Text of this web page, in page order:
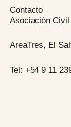
Contacto
Asociación Civil
AreaTres, El
Tel: +54 9 11